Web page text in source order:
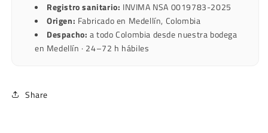
Registro sanitario: INVIMA NSA 0019783-2025
Origen: Fabricado en Medellín, Colombia
Despacho: a todo Colombia desde nuestra bodega
en Medellín · 24–72 h hábiles
Share